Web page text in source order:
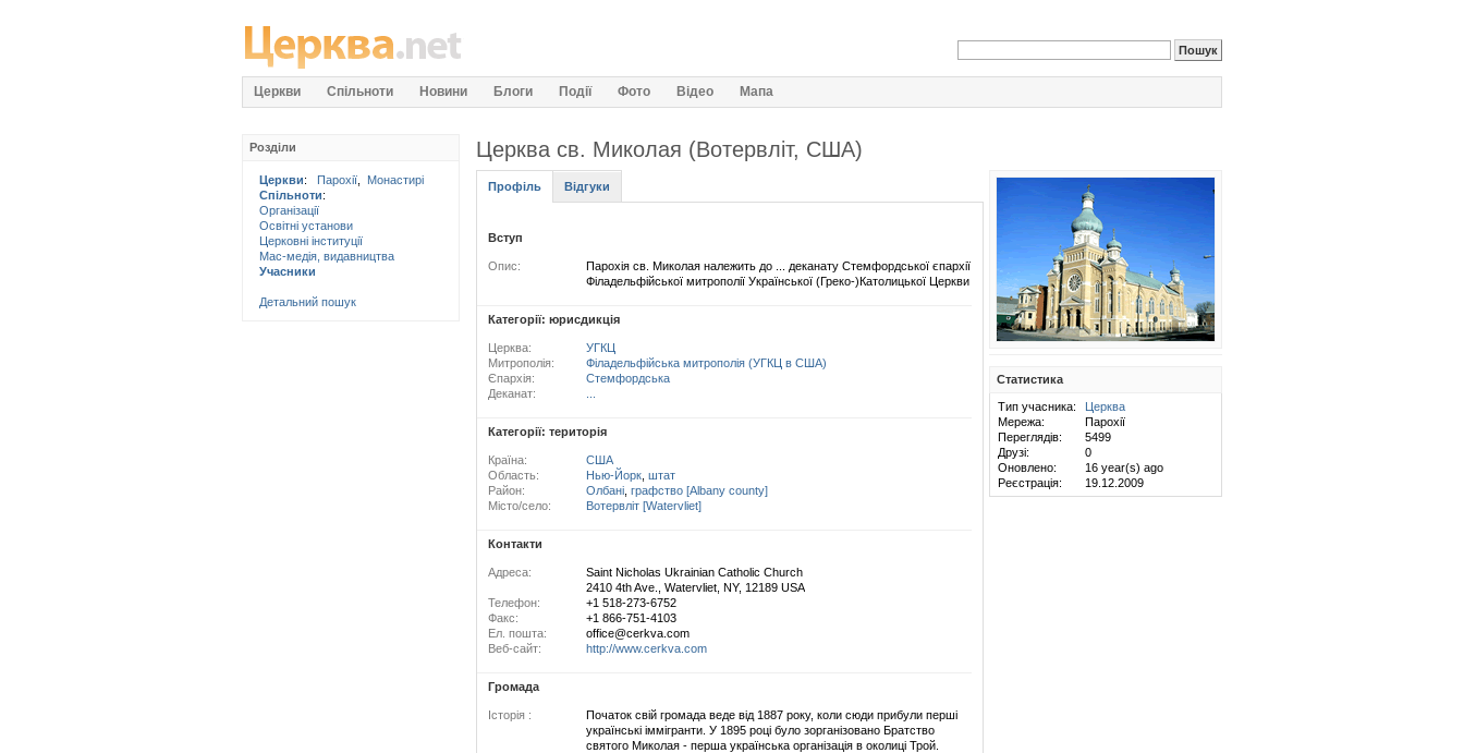
Церкви Спільноти Новини Блоги Події Фото Відео Мапа
Розділи
Церкви: Парохії
Монастирі
Спільноти:
Організації
Освітні установи
Церковні інституції
Мас-медія, видавництва
Учасники
Детальний пошук
Церква св. Миколая (Вотервліт, США)
Профіль Відгуки
Вступ
Опис:
Парохія св. Миколая належить до ... деканату Стемфордської єпархії
Філадельфійської митрополії Української (Греко-)Католицької Церкви
Категорії: юрисдикція
Церква:
УГКЦ
Митрополія:
Філадельфійська митрополія (УГКЦ в США)
Єпархія:
Стемфордська
Деканат:
Категорії: територія
Країна:
США
Область:
Нью-Йорк штат
Район:
Олбані графство [Albany county]
Місто/село:
Вотервліт [Watervliet]
Контакти
Адреса:
Saint Nicholas Ukrainian Catholic Church
2410 4th Ave., Watervliet, NY, 12189 USA
Телефон:
+1 518-273-6752
Факс:
+1 866-751-4103
Ел. пошта:
office@cerkva.com
Веб-сайт:
http://www.cerkva.com
Громада
Історія :
Початок свій громада веде від 1887 року, коли сюди прибули перші
українські іммігранти. У 1895 році було зорганізовано Братство
святого Миколая - перша українська організація в околиці Трой.
Статистика
Тип учасника:
Церква
Мережа:
Парохії
Переглядів:
5499
Друзі:
0
Оновлено:
16 year(s) ago
Реєстрація:
19.12.2009